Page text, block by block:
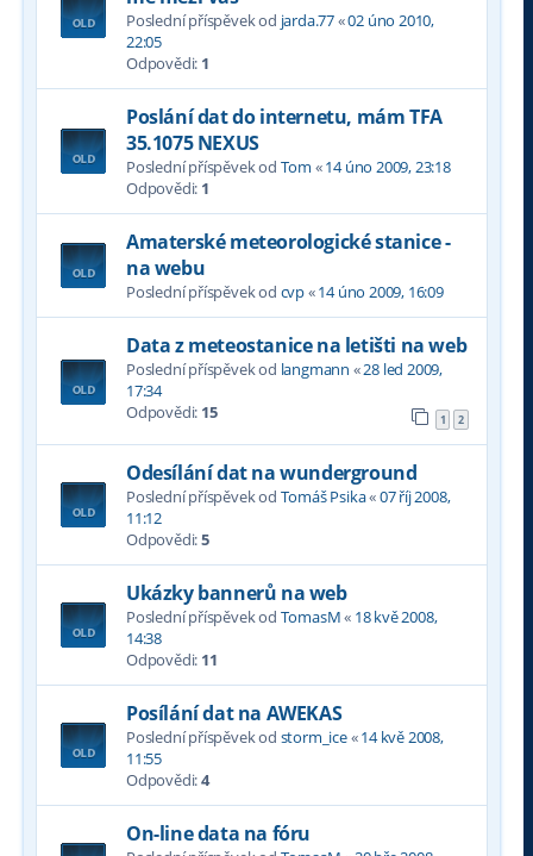
Poslední příspěvek od jarda.77«02 úno 2010,
22:05
Odpovědi: 1
Poslání dat do internetu, mám TFA
35.1075 NEXUS
Poslední příspěvek od Tom «14 úno 2009, 23:18
Odpovědi: 1
Amaterské meteorologické stanice -
na webu
Poslední příspěvek od cvp«14 úno 2009, 16:09
Data z meteostanice na letišti na web
Poslední příspěvek od langmann «28 led 2009,
17:34
Odpovědi: 15 1 2
Odesílání dat na wunderground
Poslední příspěvek od Tomáš Psika«07 říj 2008,
11:12
Odpovědi:5
Ukázky bannerů na web
Poslední příspěvek od TomasM« 18 kvě 2008,
14:38
Odpovědi: 11
Posílání dat na AWEKAS
Poslední příspěvek od storm_ice«14 kvě 2008,
11:55
Odpovědi:4
On-line data na fóru